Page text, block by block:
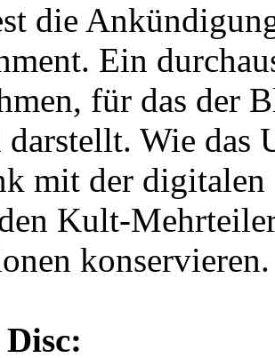
die
Ein
für das der
darstellt. Wie das
mit der
Kult-
konservieren.